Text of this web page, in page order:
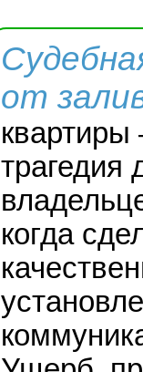
от
трагедия
когда